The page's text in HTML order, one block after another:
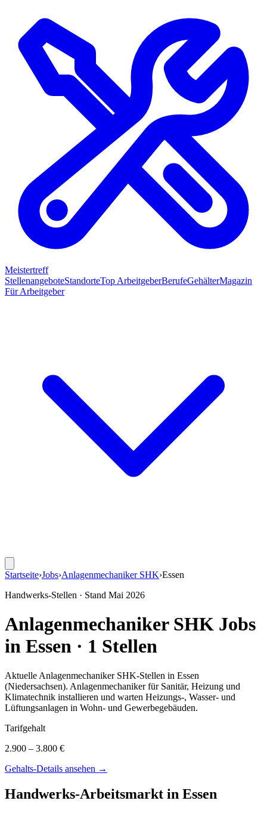
Meistertreff
StellenangeboteStandorteTop ArbeitgeberBerufeGehälterMagazin
Für Arbeitgeber
Startseite›Jobs›Anlagenmechaniker SHK›Essen
Handwerks-Stellen · Stand Mai 2026
Anlagenmechaniker SHK Jobs
in Essen · 1 Stellen
Aktuelle Anlagenmechaniker SHK-Stellen in Essen
(Niedersachsen). Anlagenmechaniker für Sanitär, Heizung und
Klimatechnik installieren und warten Heizungs-, Wasser- und
Lüftungsanlagen in Wohn- und Gewerbegebäuden.
Tarifgehalt
2.900 – 3.800 €
Gehalts-Details ansehen →
Handwerks-Arbeitsmarkt in Essen